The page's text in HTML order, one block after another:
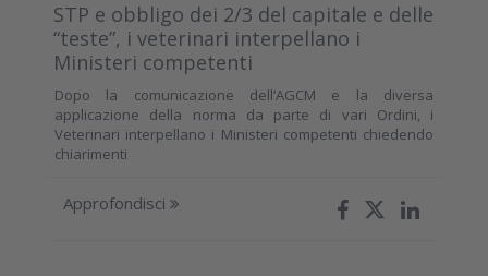
STP e obbligo dei 2/3 del capitale e delle
“teste”, i veterinari interpellano i
Ministeri competenti
Dopo la comunicazione dell’AGCM e la diversa
applicazione della norma da parte di vari Ordini, i
Veterinari interpellano i Ministeri competenti chiedendo
chiarimenti
Approfondisci